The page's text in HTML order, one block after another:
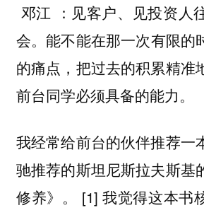
邓江 ： 见客户、见投资人
会。能不能在那一次有限的
的痛点，把过去的积累精准
前台同学必须具备的能力。
我经常给前台的伙伴推荐一
驰推荐的斯坦尼斯拉夫斯基
修养》。 [1] 我觉得这本书